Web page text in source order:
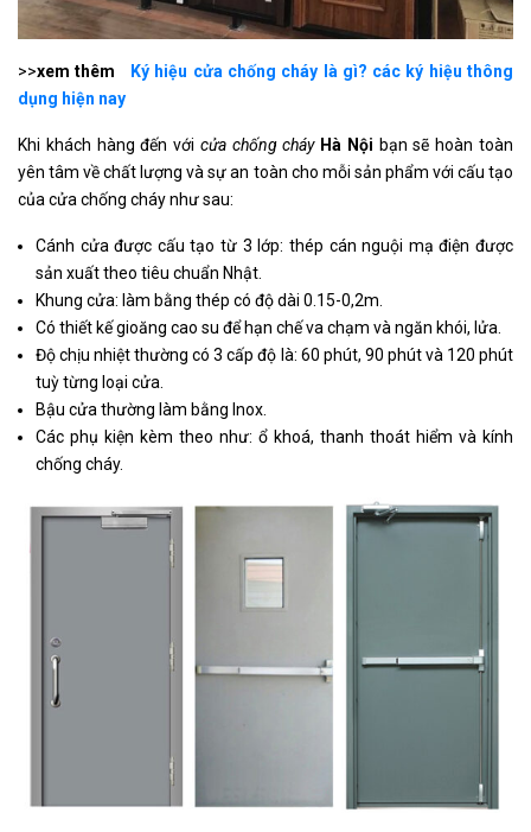
>>xem thêm
Ký hiệu cửa chống cháy là gì? các ký hiệu thông
dụng hiện nay
Khi khách hàng đến với cửa chống cháy Hà Nội bạn sẽ hoàn toàn
yên tâm về chất lượng và sự an toàn cho mỗi sản phẩm với cấu tạo
của cửa chống cháy như sau:
Cánh cửa được cấu tạo từ 3 lớp: thép cán nguội mạ điện được
sản xuất theo tiêu chuẩn Nhật.
Khung cửa: làm bằng thép có độ dài 0.15-0,2m.
Có thiết kế gioăng cao su để hạn chế va chạm và ngăn khói, lửa.
Độ chịu nhiệt thường có 3 cấp độ là: 60 phút, 90 phút và 120 phút
tuỳ từng loại cửa.
Bậu cửa thường làm bằng Inox.
Các phụ kiện kèm theo như: ổ khoá, thanh thoát hiểm và kính
chống cháy.